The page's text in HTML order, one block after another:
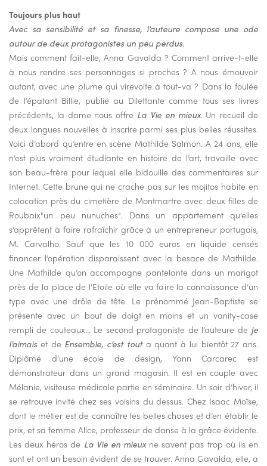
Toujours plus haut
Avec sa sensibilité et sa finesse, l’auteure compose une ode
autour de deux protagonistes un peu perdus.
Mais comment fait-elle, Anna Gavalda ? Comment arrive-t-elle
à nous rendre ses personnages si proches ? A nous émouvoir
autant, avec une plume qui virevolte à tout-va ? Dans la foulée
de l’épatant Billie, publié au Dilettante comme tous ses livres
précédents, la dame nous offre La Vie en mieux. Un recueil de
deux longues nouvelles à inscrire parmi ses plus belles réussites.
Voici d’abord qu’entre en scène Mathilde Salmon. A 24 ans, elle
n’est plus vraiment étudiante en histoire de l’art, travaille avec
son beau-frère pour lequel elle bidouille des commentaires sur
Internet. Cette brune qui ne crache pas sur les mojitos habite en
colocation près du cimetière de Montmartre avec deux filles de
Roubaix"un peu nunuches". Dans un appartement qu’elles
s’apprêtent à faire rafraîchir grâce à un entrepreneur portugais,
M. Carvalho. Sauf que les 10 000 euros en liquide censés
financer l’opération disparaissent avec la besace de Mathilde.
Une Mathilde qu’on accompagne pantelante dans un marigot
près de la place de l’Etoile où elle va faire la connaissance d’un
type avec une drôle de tête. Le prénommé Jean-Baptiste se
présente avec un bout de doigt en moins et un vanity-case
rempli de couteaux… Le second protagoniste de l’auteure de Je
l’aimaiset de Ensemble, c’est touta quant à lui bientôt 27 ans.
Diplômé d’une école de design, Yann Carcarec est
démonstrateur dans un grand magasin. Il est en couple avec
Mélanie, visiteuse médicale partie en séminaire. Un soir d’hiver, il
se retrouve invité chez ses voisins du dessus. Chez Isaac Moïse,
dont le métier est de connaître les belles choses et d’en établir le
prix, et sa femme Alice, professeur de danse à la grâce évidente.
Les deux héros de La Vie en mieuxne savent pas trop où ils en
sont et ont un besoin évident de se trouver. Anna Gavalda, elle, a